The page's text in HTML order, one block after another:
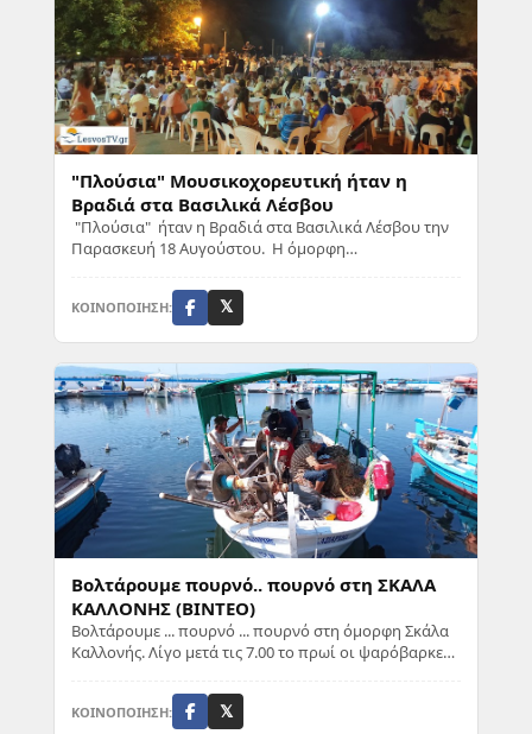
"Πλούσια" Μουσικοχορευτική ήταν η
Βραδιά στα Βασιλικά Λέσβου
"Πλούσια" ήταν η Βραδιά στα Βασιλικά Λέσβου την
Παρασκευή 18 Αυγούστου. Η όμορφη
ΚΟΙΝΟΠΟΙΗΣΗ: 𝕏
Βολτάρουμε πουρνό.. πουρνό στη ΣΚΑΛΑ
ΚΑΛΛΟΝΗΣ (ΒΙΝΤΕΟ)
Βολτάρουμε ... πουρνό ... πουρνό στη όμορφη Σκάλα
Καλλονής. Λίγο μετά τις 7.00 το πρωί οι ψαρόβαρκες
ΚΟΙΝΟΠΟΙΗΣΗ: 𝕏